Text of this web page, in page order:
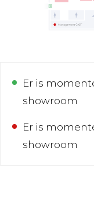
Er is
showroom
Er is
showroom